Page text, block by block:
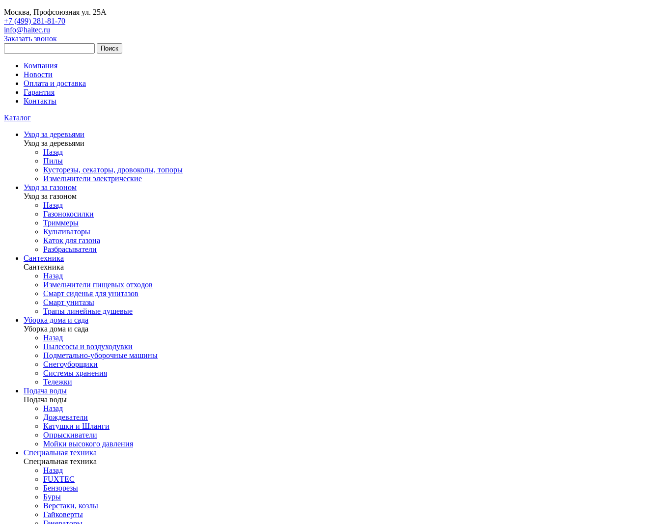
Москва, Профсоюзная ул. 25А
+7 (499) 281-81-70
info@haitec.ru
Заказать звонок
Поиск
Компания
Новости
Оплата и доставка
Гарантия
Контакты
Каталог
Уход за деревьями
Уход за деревьями
Назад
Пилы
Кусторезы, секаторы, дровоколы, топоры
Измельчители электрические
Уход за газоном
Уход за газоном
Назад
Газонокосилки
Триммеры
Культиваторы
Каток для газона
Разбрасыватели
Сантехника
Сантехника
Назад
Измельчители пищевых отходов
Смарт сиденья для унитазов
Смарт унитазы
Трапы линейные душевые
Уборка дома и сада
Уборка дома и сада
Назад
Пылесосы и воздуходувки
Подметально-уборочные машины
Снегоуборщики
Системы хранения
Тележки
Подача воды
Подача воды
Назад
Дождеватели
Катушки и Шланги
Опрыскиватели
Мойки высокого давления
Специальная техника
Специальная техника
Назад
FUXTEC
Бензорезы
Буры
Верстаки, козлы
Гайковерты